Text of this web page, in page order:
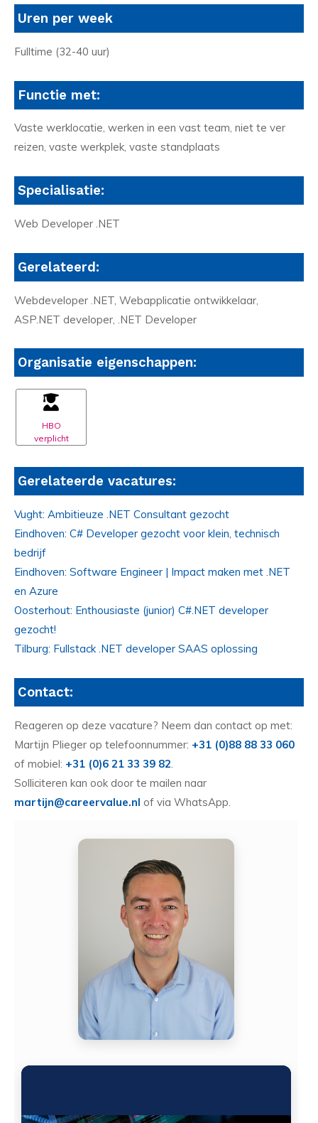
Uren per week
Fulltime (32-40 uur)
Functie met:
Vaste werklocatie, werken in een vast team, niet te ver
reizen, vaste werkplek, vaste standplaats
Specialisatie:
Web Developer .NET
Gerelateerd:
Webdeveloper .NET, Webapplicatie ontwikkelaar,
ASP.NET developer, .NET Developer
Organisatie eigenschappen:
HBO
verplicht
Gerelateerde vacatures:
Vught: Ambitieuze .NET Consultant gezocht
Eindhoven: C# Developer gezocht voor klein, technisch
bedrijf
Eindhoven: Software Engineer | Impact maken met .NET
en Azure
Oosterhout: Enthousiaste (junior) C#.NET developer
gezocht!
Tilburg: Fullstack .NET developer SAAS oplossing
Contact:
Reageren op deze vacature? Neem dan contact op met:
Martijn Plieger op telefoonnummer: +31 (0)88 88 33 060
of mobiel: +31 (0)6 21 33 39 82
Solliciteren kan ook door te mailen naar
martijn@careervalue.nl of via WhatsApp.